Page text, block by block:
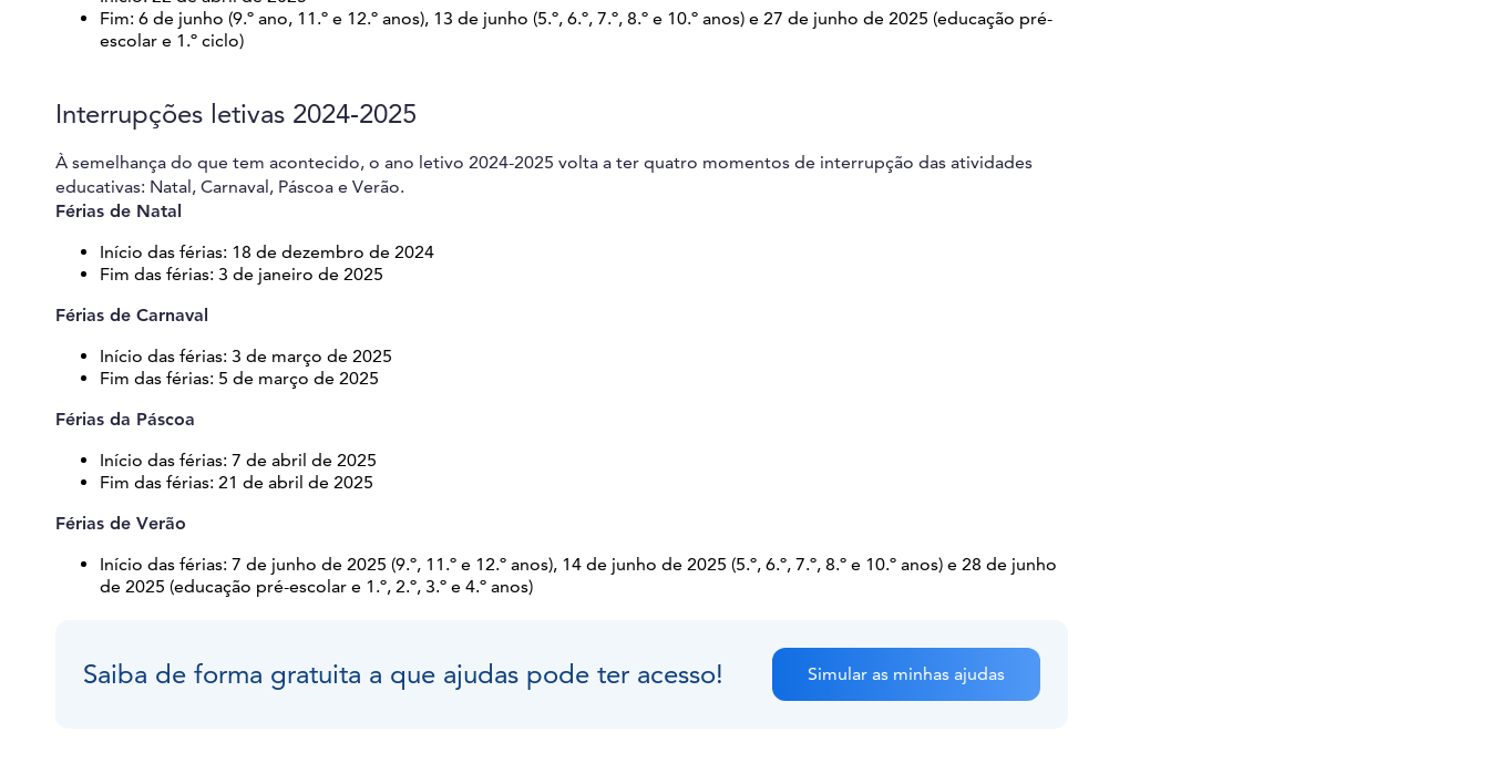
Fim: 6 de junho (9.º ano, 11.º e 12.º anos), 13 de junho (5.º, 6.º, 7.º, 8.º e 10.º anos) e 27 de junho de 2025 (educação pré-
escolar e 1.º ciclo)
Interrupções letivas 2024-2025
À semelhança do que tem acontecido, o ano letivo 2024-2025 volta a ter quatro momentos de interrupção das atividades
educativas: Natal, Carnaval, Páscoa e Verão.
Férias de Natal
Início das férias: 18 de dezembro de 2024
Fim das férias: 3 de janeiro de 2025
Férias de Carnaval
Início das férias: 3 de março de 2025
Fim das férias: 5 de março de 2025
Férias da Páscoa
Início das férias: 7 de abril de 2025
Fim das férias: 21 de abril de 2025
Férias de Verão
Início das férias: 7 de junho de 2025 (9.º, 11.º e 12.º anos), 14 de junho de 2025 (5.º, 6.º, 7.º, 8.º e 10.º anos) e 28 de junho
de 2025 (educação pré-escolar e 1.º, 2.º, 3.º e 4.º anos)
Saiba de forma gratuita a que ajudas pode ter acesso! Simular as minhas ajudas